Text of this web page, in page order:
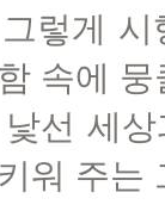
렇게
속에
선 세
워 주는